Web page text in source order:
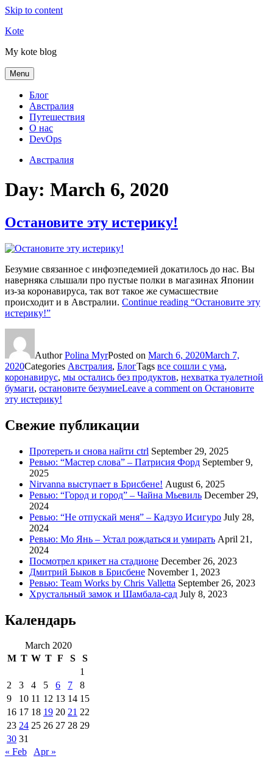
Skip to content
Kote
My kote blog
Menu
Блог
Австралия
Путешествия
О нас
DevOps
Австралия
Day: March 6, 2020
Остановите эту истерику!
Безумие связанное с инфоэпедемией докатилось до нас. Вы
наверняка слышали про пустые полки в магазинах Японии
из-за коронавируса, так вот такое же сумасшествие
происходит и в Австралии. Continue reading “Остановите эту
истерику!”
AuthorPolina MyrPosted on March 6, 2020March 7,
2020Categories Австралия, БлогTags все сошли с ума,
коронавирус, мы остались без продуктов, нехватка туалетной
бумаги, остановите безумиеLeave a comment on Остановите
эту истерику!
Свежие публикации
Протереть и снова найти ctrl September 29, 2025
Ревью: “Мастер слова” – Патрисия Форд September 9,
2025
Nirvanna выступает в Брисбене! August 6, 2025
Ревью: “Город и город” – Чайна Мьевиль December 29,
2024
Ревью: “Не отпускай меня” – Кадзуо Исигуро July 28,
2024
Ревью: Мо Янь – Устал рождаться и умирать April 21,
2024
Посмотрел крикет на стадионе December 26, 2023
Дмитрий Быков в Брисбене November 1, 2023
Ревью: Team Works by Chris Valletta September 26, 2023
Хрустальный замок и Шамбала-сад July 8, 2023
Календарь
March 2020
M T W T F S
S
1
2
3 4 5 6 7
8
9
10 11 12 13 14 15
16 17 18 19 20 21 22
23 24 25 26 27 28 29
30 31
« Feb
Apr »